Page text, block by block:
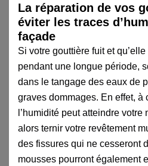
La réparation de vos
éviter les traces
façade
Si votre gouttière fuit et
pendant une longue période,
dans le tangage des eaux de
graves dommages. En effet, à
l’humidité peut atteindre
alors ternir votre revêtement
des fissures qui ne cesseront
mousses pourront également